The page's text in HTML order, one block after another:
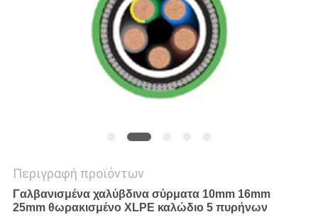
Περιγραφή προϊόντων
Γαλβανισμένα χαλύβδινα σύρματα 10mm 16mm
25mm θωρακισμένο XLPE καλώδιο 5 πυρήνων